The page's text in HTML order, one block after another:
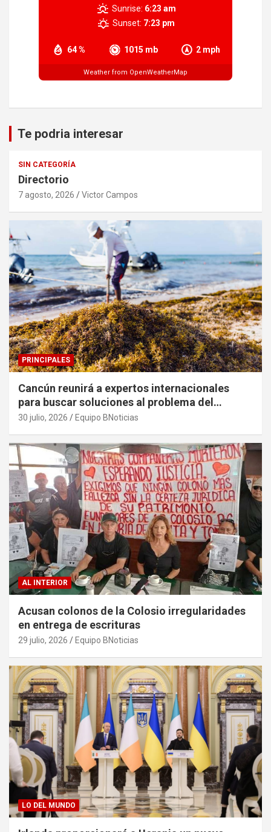
64 % 1015 mb 2 mph
Sunrise: 6:23 am
Sunset: 7:23 pm
Weather from OpenWeatherMap
Te podria interesar
SIN CATEGORÍA
Directorio
7 agosto, 2026 Victor Campos
PRINCIPALES
Cancún reunirá a expertos internacionales
para buscar soluciones al problema del
sargazo
30 julio, 2026 Equipo BNoticias
AL INTERIOR
Acusan colonos de la Colosio irregularidades
en entrega de escrituras
29 julio, 2026 Equipo BNoticias
LO DEL MUNDO